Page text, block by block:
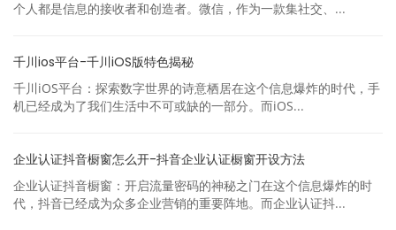
个人都是信息的接收者和创造者。微信，作为一款集社交、...
千川ios平台-千川iOS版特色揭秘
千川iOS平台：探索数字世界的诗意栖居在这个信息爆炸的时代，手
机已经成为了我们生活中不可或缺的一部分。而iOS...
企业认证抖音橱窗怎么开-抖音企业认证橱窗开设方法
企业认证抖音橱窗：开启流量密码的神秘之门在这个信息爆炸的时
代，抖音已经成为众多企业营销的重要阵地。而企业认证抖...